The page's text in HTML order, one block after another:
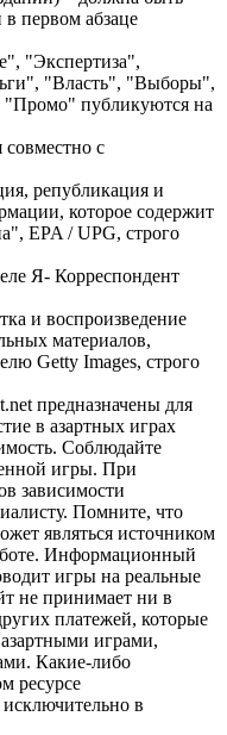
первом абзаце
"Экспертиза",
"Власть", "Выборы",
публикуются на
совместно с
републикация и
которое содержит
EPA / UPG, строго
Я- Корреспондент
и воспроизведение
материалов,
Getty Images, строго
предназначены для
в азартных играх
Соблюдайте
игры. При
зависимости
Помните, что
являться источником
Информационный
игры на реальные
не принимает ни в
платежей, которые
играми,
Какие-либо
ресурсе
в